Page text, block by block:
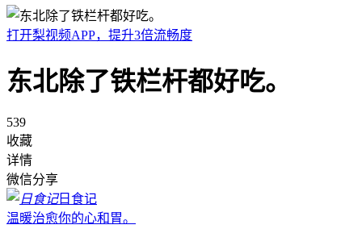
打开梨视频APP，提升3倍流畅度
东北除了铁栏杆都好吃。
539
收藏
详情
微信分享
日食记
温暖治愈你的心和胃。